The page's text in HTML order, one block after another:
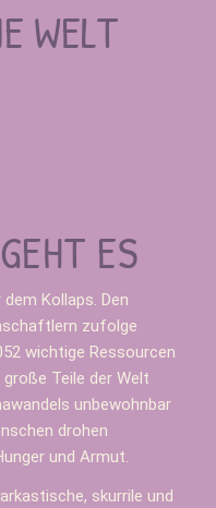
WELT
ES
Kollaps. Den
zufolge
wichtige Ressourcen
Teile der Welt
unbewohnbar
drohen
und Armut.
skurrile und